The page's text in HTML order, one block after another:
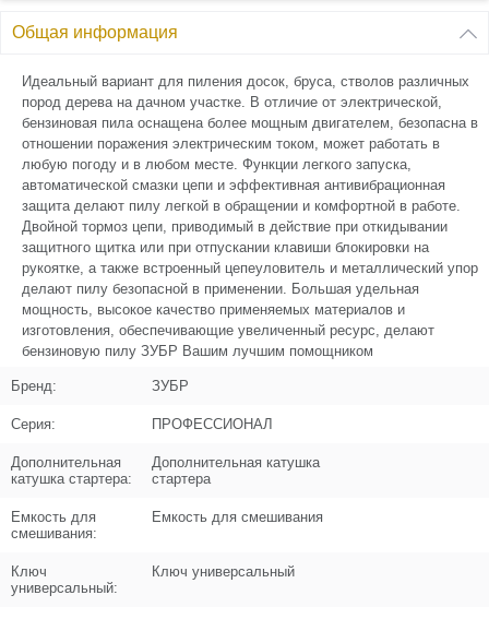
Поз. в схеме
Название
Втулка металлическая
U589-490-101
Кол-во по схеме 1
Кол-во в корзину
+
−
Цена (Р) 0
U589-490-102
Общая информация
Идеальный вариант для пиления досок, бруса, стволов различных
пород дерева на дачном участке. В отличие от электрической,
бензиновая пила оснащена более мощным двигателем, безопасна в
отношении поражения электрическим током, может работать в
любую погоду и в любом месте. Функции легкого запуска,
автоматической смазки цепи и эффективная антивибрационная
защита делают пилу легкой в обращении и комфортной в работе.
Двойной тормоз цепи, приводимый в действие при откидывании
защитного щитка или при отпускании клавиши блокировки на
рукоятке, а также встроенный цепеуловитель и металлический упор
делают пилу безопасной в применении. Большая удельная
мощность, высокое качество применяемых материалов и
изготовления, обеспечивающие увеличенный ресурс, делают
бензиновую пилу ЗУБР Вашим лучшим помощником
Бренд: ЗУБР
Серия: ПРОФЕССИОНАЛ
Дополнительная
катушка стартера:
Дополнительная катушка
стартера
Емкость для
смешивания:
Емкость для смешивания
Ключ
универсальный:
Ключ универсальный